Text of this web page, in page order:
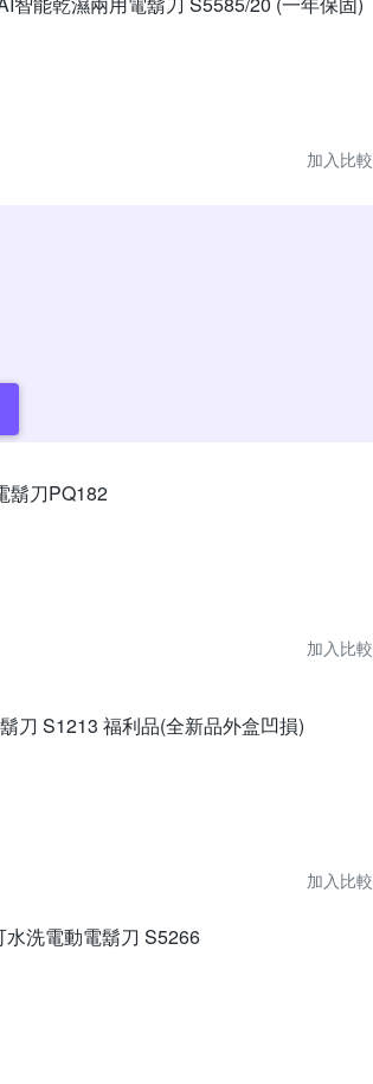
加入比較
鬍刀PQ182
加入比較
刀 S1213 福利品(全新品外盒凹損)
加入比較
洗電動電鬍刀 S5266